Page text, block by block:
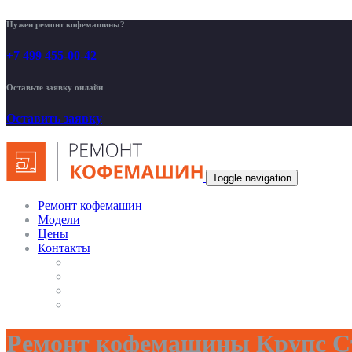
Нужен ремонт кофемашины?
+7 499 455-00-42
Оставьте заявку онлайн
Оставить заявку
Toggle navigation
Ремонт кофемашин
Модели
Цены
Контакты
Ремонт кофемашины Крупс